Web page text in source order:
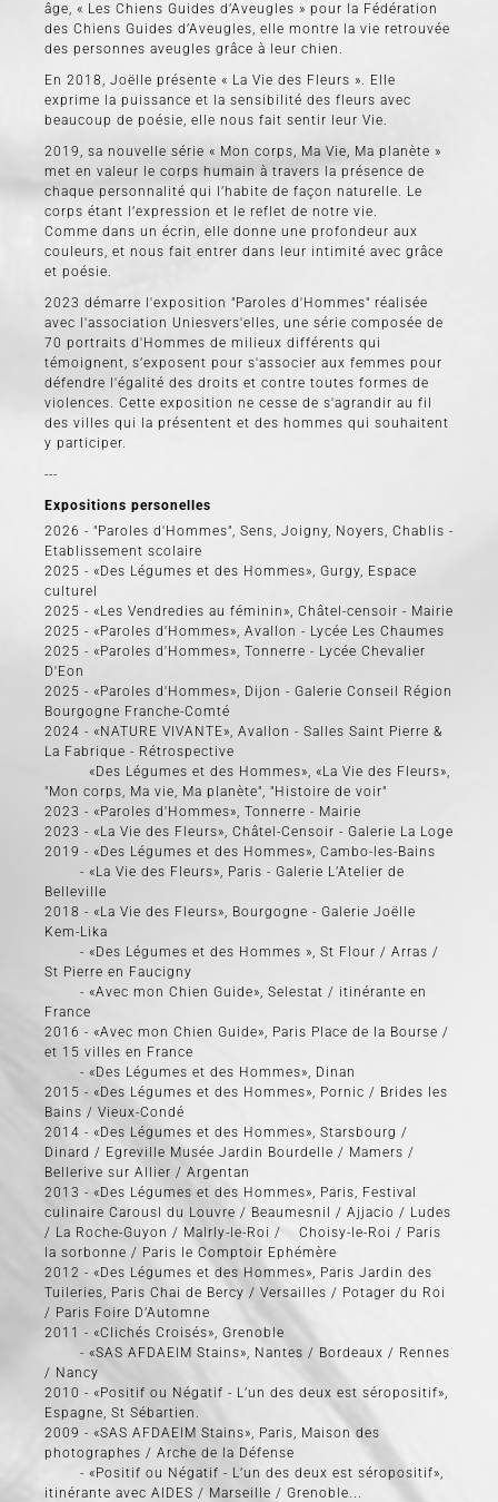
âge, « Les Chiens Guides d’Aveugles » pour la Fédération
des Chiens Guides d’Aveugles, elle montre la vie retrouvée
des personnes aveugles grâce à leur chien.
En 2018, Joëlle présente « La Vie des Fleurs ». Elle
exprime la puissance et la sensibilité des fleurs avec
beaucoup de poésie, elle nous fait sentir leur Vie.
2019, sa nouvelle série « Mon corps, Ma Vie, Ma planète »
met en valeur le corps humain à travers la présence de
chaque personnalité qui l’habite de façon naturelle. Le
corps étant l’expression et le reflet de notre vie.
Comme dans un écrin, elle donne une profondeur aux
couleurs, et nous fait entrer dans leur intimité avec grâce
et poésie.
2023 démarre l'exposition "Paroles d'Hommes" réalisée
avec l'association Uniesvers'elles, une série composée de
70 portraits d'Hommes de milieux différents qui
témoignent, s’exposent pour s'associer aux femmes pour
défendre l'égalité des droits et contre toutes formes de
violences. Cette exposition ne cesse de s'agrandir au fil
des villes qui la présentent et des hommes qui souhaitent
y participer.
---
Expositions personelles
2026 - "Paroles d'Hommes", Sens, Joigny, Noyers, Chablis -
Etablissement scolaire
2025 - «Des Légumes et des Hommes», Gurgy, Espace
culturel
2025 - «Les Vendredies au féminin», Châtel-censoir - Mairie
2025 - «Paroles d'Hommes», Avallon - Lycée Les Chaumes
2025 - «Paroles d'Hommes», Tonnerre - Lycée Chevalier
D'Eon
2025 - «Paroles d'Hommes», Dijon - Galerie Conseil Région
Bourgogne Franche-Comté
2024 - «NATURE VIVANTE», Avallon - Salles Saint Pierre &
La Fabrique - Rétrospective
«Des Légumes et des Hommes», «La Vie des Fleurs»,
"Mon corps, Ma vie, Ma planète", "Histoire de voir"
2023 - «Paroles d'Hommes», Tonnerre - Mairie
2023 - «La Vie des Fleurs», Châtel-Censoir - Galerie La Loge
2019 - «Des Légumes et des Hommes», Cambo-les-Bains
- «La Vie des Fleurs», Paris - Galerie L’Atelier de
Belleville
2018 - «La Vie des Fleurs», Bourgogne - Galerie Joëlle
Kem-Lika
- «Des Légumes et des Hommes », St Flour / Arras /
St Pierre en Faucigny
- «Avec mon Chien Guide», Selestat / itinérante en
France
2016 - «Avec mon Chien Guide», Paris Place de la Bourse /
et 15 villes en France
- «Des Légumes et des Hommes», Dinan
2015 - «Des Légumes et des Hommes», Pornic / Brides les
Bains / Vieux-Condé
2014 - «Des Légumes et des Hommes», Starsbourg /
Dinard / Egreville Musée Jardin Bourdelle / Mamers /
Bellerive sur Allier / Argentan
2013 - «Des Légumes et des Hommes», Paris, Festival
culinaire Carousl du Louvre / Beaumesnil / Ajjacio / Ludes
/ La Roche-Guyon / Malrly-le-Roi / Choisy-le-Roi / Paris
la sorbonne / Paris le Comptoir Ephémère
2012 - «Des Légumes et des Hommes», Paris Jardin des
Tuileries, Paris Chai de Bercy / Versailles / Potager du Roi
/ Paris Foire D’Automne
2011 - «Clichés Croisés», Grenoble
- «SAS AFDAEIM Stains», Nantes / Bordeaux / Rennes
/ Nancy
2010 - «Positif ou Négatif - L’un des deux est séropositif»,
Espagne, St Sébartien.
2009 - «SAS AFDAEIM Stains», Paris, Maison des
photographes / Arche de la Défense
- «Positif ou Négatif - L’un des deux est séropositif»,
itinérante avec AIDES / Marseille / Grenoble...